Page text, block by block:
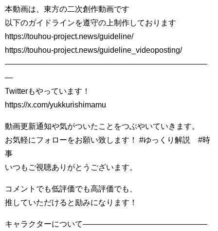
本動画は、東方の二次創作動画です
以下のガイドラインを遵守の上制作しております
https://touhou-project.news/guideline/
https://touhou-project.news/guideline_videoposting/
――――――――――――――――――――――――――
―
Twitterもやっています！
https://x.com/yukkurishimamu
動画更新通知や気がついたことをつぶやいていきます。
お気軽にフォローをお願い致します！ #ゆっくり解説 #時
事
いつもご視聴ありがとうございます。
コメントでも低評価でも高評価でも、
推していただけると励みになります！
キャラクターについて――――――――――――――――